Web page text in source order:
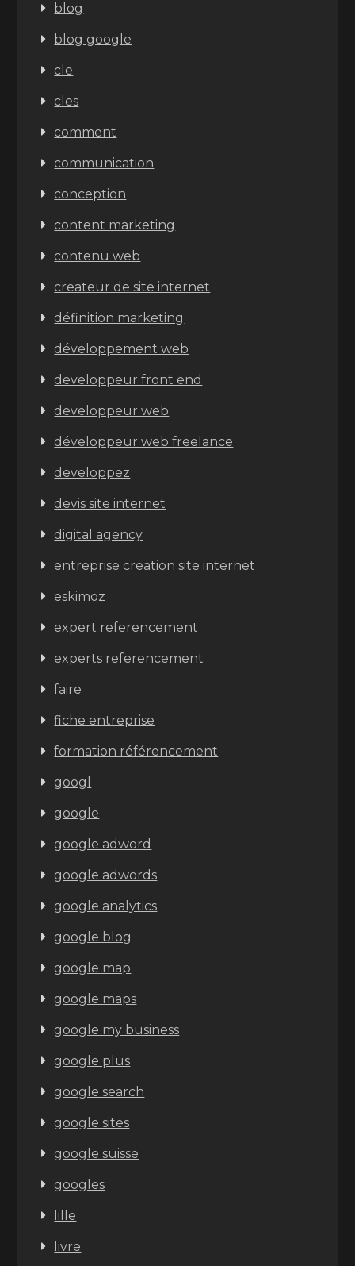
blog
blog google
cle
cles
comment
communication
conception
content marketing
contenu web
createur de site internet
définition marketing
développement web
developpeur front end
developpeur web
développeur web freelance
developpez
devis site internet
digital agency
entreprise creation site internet
eskimoz
expert referencement
experts referencement
faire
fiche entreprise
formation référencement
googl
google
google adword
google adwords
google analytics
google blog
google map
google maps
google my business
google plus
google search
google sites
google suisse
googles
lille
livre